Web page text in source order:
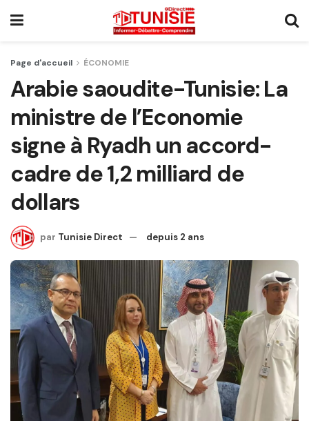
Page d'accueil ÉCONOMIE
Arabie saoudite-Tunisie: La
ministre de l’Economie
signe à Ryadh un accord-
cadre de 1,2 milliard de
dollars
par Tunisie Direct depuis 2 ans